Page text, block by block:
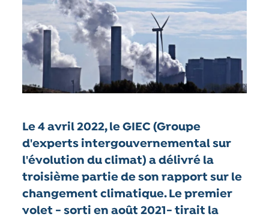
Le 4 avril 2022, le GIEC (Groupe
d'experts intergouvernemental sur
l'évolution du climat) a délivré la
troisième partie de son rapport sur le
changement climatique. Le premier
volet - sorti en août 2021- tirait la